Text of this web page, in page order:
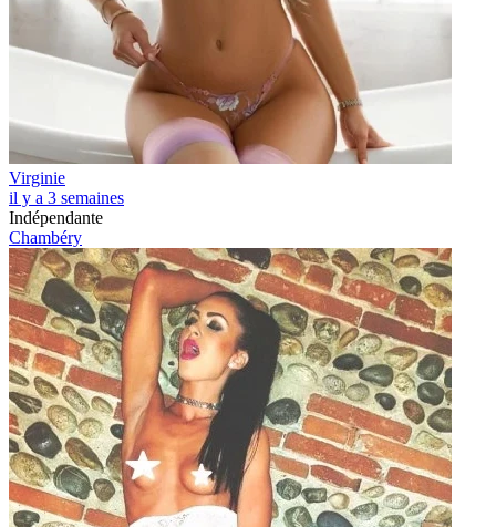
Virginie
il y a 3 semaines
Indépendante
Chambéry